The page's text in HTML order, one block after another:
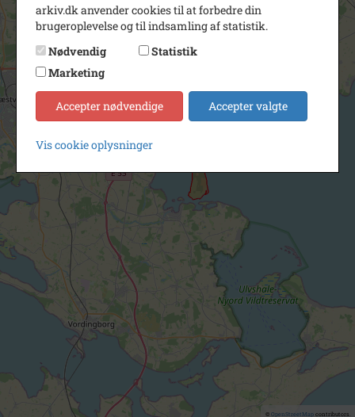
© OpenStreetMapcontributors.
arkiv.dk anvender cookies til at forbedre din
brugeroplevelse og til indsamling af statistik.
Nødvendig
Statistik
Marketing
Accepter nødvendige Accepter valgte
Vis cookie oplysninger